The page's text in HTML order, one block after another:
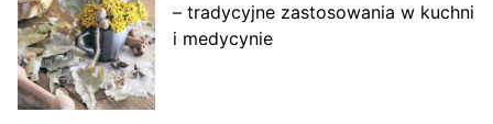
– tradycyjne zastosowania w kuchni
i medycynie